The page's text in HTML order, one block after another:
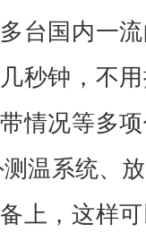
台国内一
秒钟，不
情况等多
温系统、
上，这样